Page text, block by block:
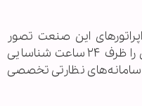
حدود ۸۷ درصد اپراتورهای این صنعت تصور
می‌کنند می‌توانند نفوذهای سایبری را ظرف ۲۴ ساعت شناسایی
واقعاً از سامانه‌های نظارتی تخصصی